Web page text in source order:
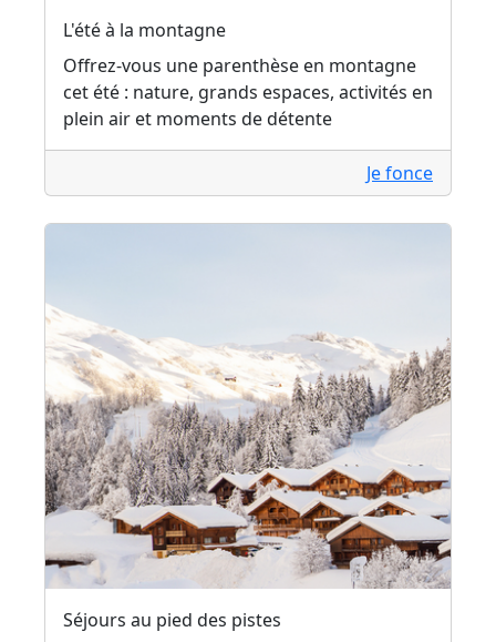
L'été à la montagne
Offrez-vous une parenthèse en montagne
cet été : nature, grands espaces, activités en
plein air et moments de détente
Je fonce
Séjours au pied des pistes